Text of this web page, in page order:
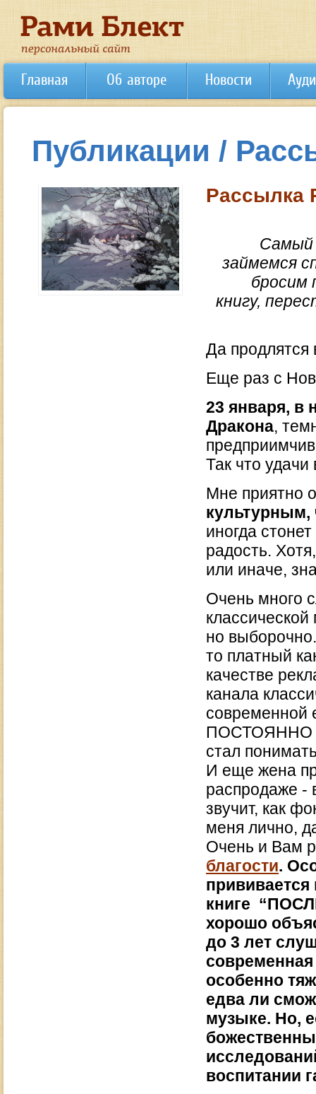
Главная Об авторе Новости
Публикации /
Рассылка
Самый
займемся
бросим
книгу,
Да продлятся
Еще раз с
23 января, в
Дракона,
Так что
Мне приятно
иногда
радость.
или иначе,
Очень много
но
то платный
качестве
канала
современной
ПОСТОЯННО
стал
И еще жена
распродаже -
звучит, как
меня лично,
Очень и Вам
благости.
книге
хорошо
до 3 лет
особенно
едва ли
музыке. Но,
воспитании